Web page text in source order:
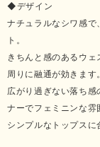
◆デザイン
ナチュラルなシワ感で
ト。
きちんと感のあるウ
周りに融通が効きます。
広がり過ぎない落ち
ナーでフェミニンな雰
シンプルなトップスに